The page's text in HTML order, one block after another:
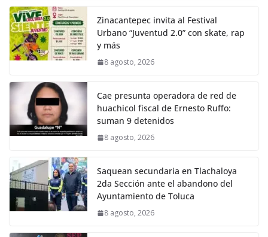
Zinacantepec invita al Festival
Urbano “Juventud 2.0” con skate, rap
y más
8 agosto, 2026
Cae presunta operadora de red de
huachicol fiscal de Ernesto Ruffo:
suman 9 detenidos
8 agosto, 2026
Saquean secundaria en Tlachaloya
2da Sección ante el abandono del
Ayuntamiento de Toluca
8 agosto, 2026